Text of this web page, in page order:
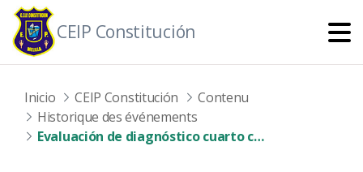
CEIP Constitución
Inicio CEIP Constitución
Contenu
Historique des événements
Evaluación de diagnóstico cuarto curso